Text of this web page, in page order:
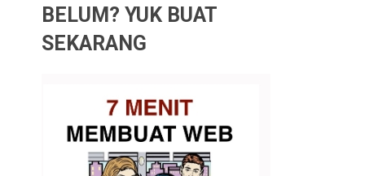
BELUM? YUK BUAT
SEKARANG